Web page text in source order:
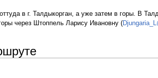
в г. Талдыкорган, а уже затем в горы. В
через Штоппель Ларису Ивановну (